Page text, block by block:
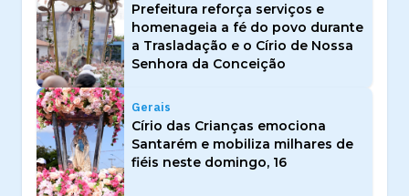
Prefeitura reforça serviços e
homenageia a fé do povo durante
a Trasladação e o Círio de Nossa
Senhora da Conceição
Gerais
Círio das Crianças emociona
Santarém e mobiliza milhares de
fiéis neste domingo, 16